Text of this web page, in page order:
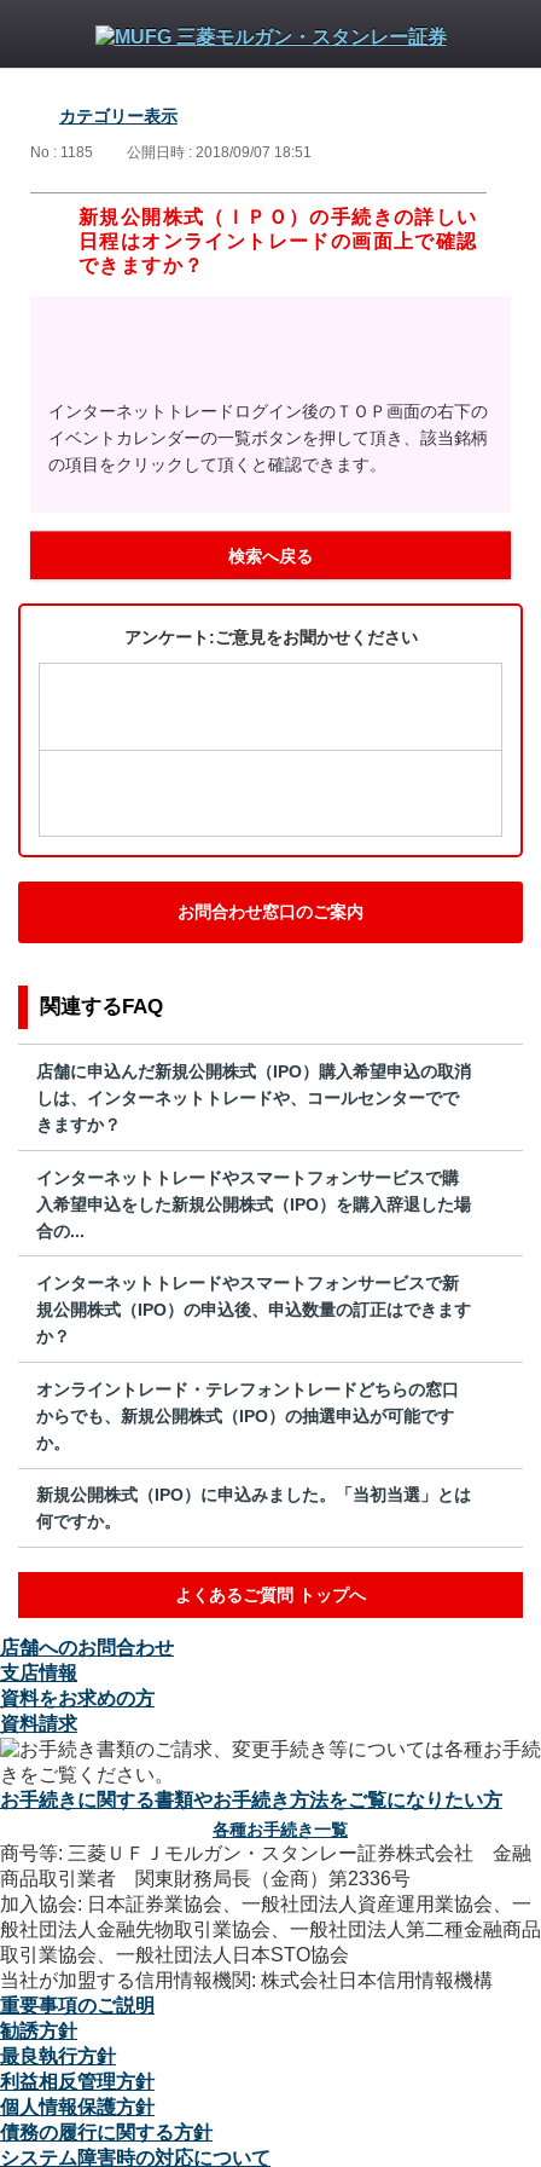
カテゴリー表示
No : 1185 公開日時 : 2018/09/07 18:51
新規公開株式（ＩＰＯ）の手続きの詳しい
日程はオンライントレードの画面上で確認
できますか？
インターネットトレードログイン後のＴＯＰ画面の右下の
イベントカレンダーの一覧ボタンを押して頂き、該当銘柄
の項目をクリックして頂くと確認できます。
検索へ戻る
アンケート:ご意見をお聞かせください
お問合わせ窓口のご案内
関連するFAQ
店舗に申込んだ新規公開株式（IPO）購入希望申込の取消
しは、インターネットトレードや、コールセンターでで
きますか？
インターネットトレードやスマートフォンサービスで購
入希望申込をした新規公開株式（IPO）を購入辞退した場
合の...
インターネットトレードやスマートフォンサービスで新
規公開株式（IPO）の申込後、申込数量の訂正はできます
か？
オンライントレード・テレフォントレードどちらの窓口
からでも、新規公開株式（IPO）の抽選申込が可能です
か。
新規公開株式（IPO）に申込みました。「当初当選」とは
何ですか。
よくあるご質問 トップへ
店舗へのお問合わせ
支店情報
資料をお求めの方
資料請求
お手続きに関する書類やお手続き方法をご覧になりたい方
各種お手続き一覧
商号等: 三菱ＵＦＪモルガン・スタンレー証券株式会社 金融
商品取引業者 関東財務局長（金商）第2336号
加入協会: 日本証券業協会、一般社団法人資産運用業協会、一
般社団法人金融先物取引業協会、一般社団法人第二種金融商品
取引業協会、一般社団法人日本STO協会
当社が加盟する信用情報機関: 株式会社日本信用情報機構
重要事項のご説明
勧誘方針
最良執行方針
利益相反管理方針
個人情報保護方針
債務の履行に関する方針
システム障害時の対応について